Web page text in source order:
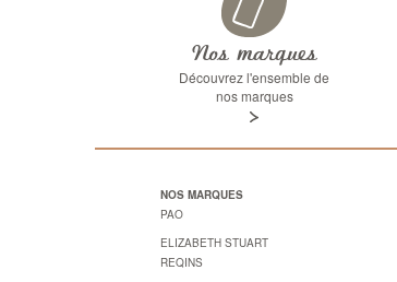
Nos marques
Découvrez l'ensemble de
nos marques
NOS MARQUES
PAO
ELIZABETH STUART
REQINS